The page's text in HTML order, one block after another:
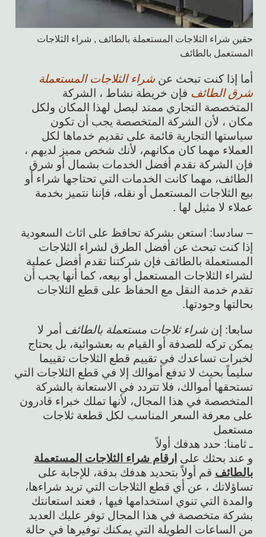
حقين شراء الثلاجات المستعملة بالطائف , شراء الثلاجات
المستعمل بالطائف
أما إذا كنت تبحث عنشراء الثلاجات المستعملة
شرق الطائف فإن خريطة نشاط ، الشركة
المتخصصة التجاري ممتد ليصل لهذا المكان ولكل
مكان ، لأن الشركة المتخصصة يجب أن تكون
سياستها التجارية قائمة على تقديم خدماها لكل
العملاء مهما كان مكانهم، لأنك شخص مميز لديهم ،
فإن الشركة نقدم أفضل الخدمات بشمال أو شرق
الطائف، مهما كانت الخدمات التي تحتاجها شراء أو
بيع الثلاجات المستعمل أو نقله، فإننا نتميز بخدمة
عملاء لا مثيل لها .
– سادسا: استعن بشركة تحافظ على اثاث السعودية
إذا كنت تبحث عن أفضل الطرق لشراء الثلاجات
المستعملة بالطائف فإن شركتنا تقدم أفضل عملية
لشراء الثلاجات المستعمل أو بيعه، كما أنها يجب أن
تقدم خدمة النقل مع الحفاظ على قطع الثلاجات
بحالتها وجودتها.
سابعا: إنشراء ثلاجات مستعملة بالطائف
أمر لا
يمكن تركه للصدفة أو القيام به بعشوائية، بل يحتاج
لخبرات تساعدك في تقييم قطع الثلاجات تقييما
سليماً بحيث لا تدفع أموالك إلا في قطع الثلاجات التي
تستحقها أموالك، فلا تتردد في الاستعانة بالشركة
المتخصصة في هذا المجال، لأنها تملك خبراء قادرون
على معرفة السعر المناسب لكل قطعة ثلاجات
مستعمل
ـ ثامنا: حدد هدفك أولاً
و عند بحثك على ارقام شراء الثلاجات المستعملة
بالطائف قم أولاً بتحديد هدفك بدقة، للإجابة على
تساؤلاتك ، عن أي قطع الثلاجات التي تريد شراءها،
والمدة التي تنوي استخدامها فيها ، فعند استعانتك
بشركة متخصصة في هذا المجال توفر عليك العديد
من الساعات الطويلة التي يمكنك توفيرها في حالة